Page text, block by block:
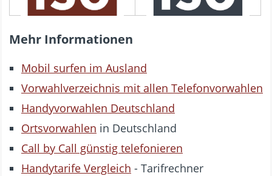
Mehr Informationen
Mobil surfen im Ausland
Vorwahlverzeichnis mit allen Telefonvorwahlen
Handyvorwahlen Deutschland
Ortsvorwahlen in Deutschland
Call by Call günstig telefonieren
Handytarife Vergleich - Tarifrechner